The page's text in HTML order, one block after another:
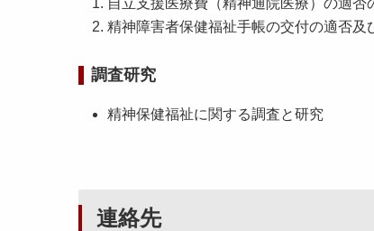
自立支援医療費（精神通院医療）の適否
精神障害者保健福祉手帳の交付の適否及
調査研究
精神保健福祉に関する調査と研究
連絡先